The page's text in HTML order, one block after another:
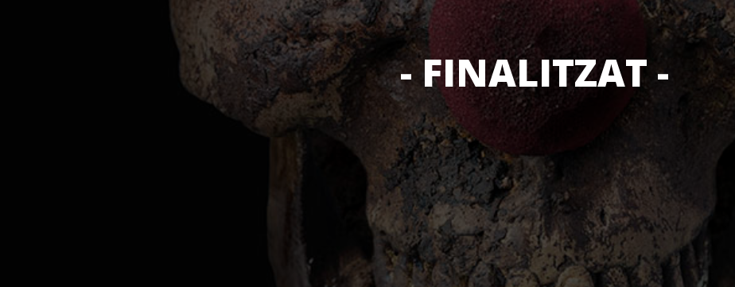
- FINALITZAT -